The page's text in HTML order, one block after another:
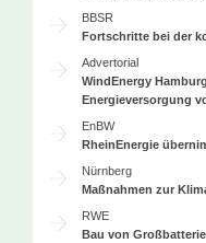
BBSR
Fortschritte bei der
Advertorial
WindEnergy
Energieversorgung
EnBW
RheinEnergie
Nürnberg
Maßnahmen zur
RWE
Bau von